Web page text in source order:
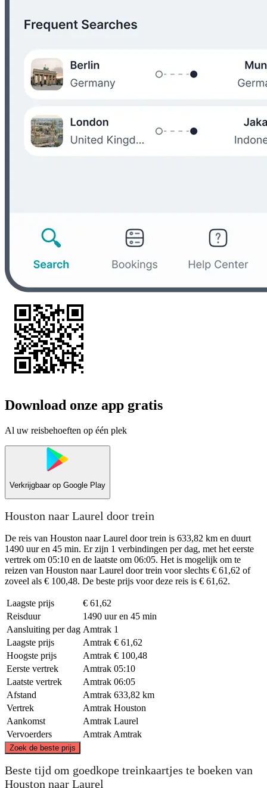
Download onze app gratis
Al uw reisbehoeften op één plek
Verkrijgbaar op Google Play
Houston naar Laurel door trein
De reis van Houston naar Laurel door trein is 633,82 km en duurt
1490 uur en 45 min. Er zijn 1 verbindingen per dag, met het eerste
vertrek om 05:10 en de laatste om 06:05. Het is mogelijk om te
reizen van Houston naar Laurel door trein voor slechts € 61,62 of
zoveel als € 100,48. De beste prijs voor deze reis is € 61,62.
Laagste prijs
€ 61,62
Reisduur
1490 uur en 45 min
Aansluiting per dag Amtrak 1
Laagste prijs
Amtrak € 61,62
Hoogste prijs
Amtrak € 100,48
Eerste vertrek
Amtrak 05:10
Laatste vertrek
Amtrak 06:05
Afstand
Amtrak 633,82 km
Vertrek
Amtrak Houston
Aankomst
Amtrak Laurel
Vervoerders
Amtrak Amtrak
Zoek de beste prijs
©
Beste tijd om goedkope treinkaartjes te boeken van
Houston naar Laurel